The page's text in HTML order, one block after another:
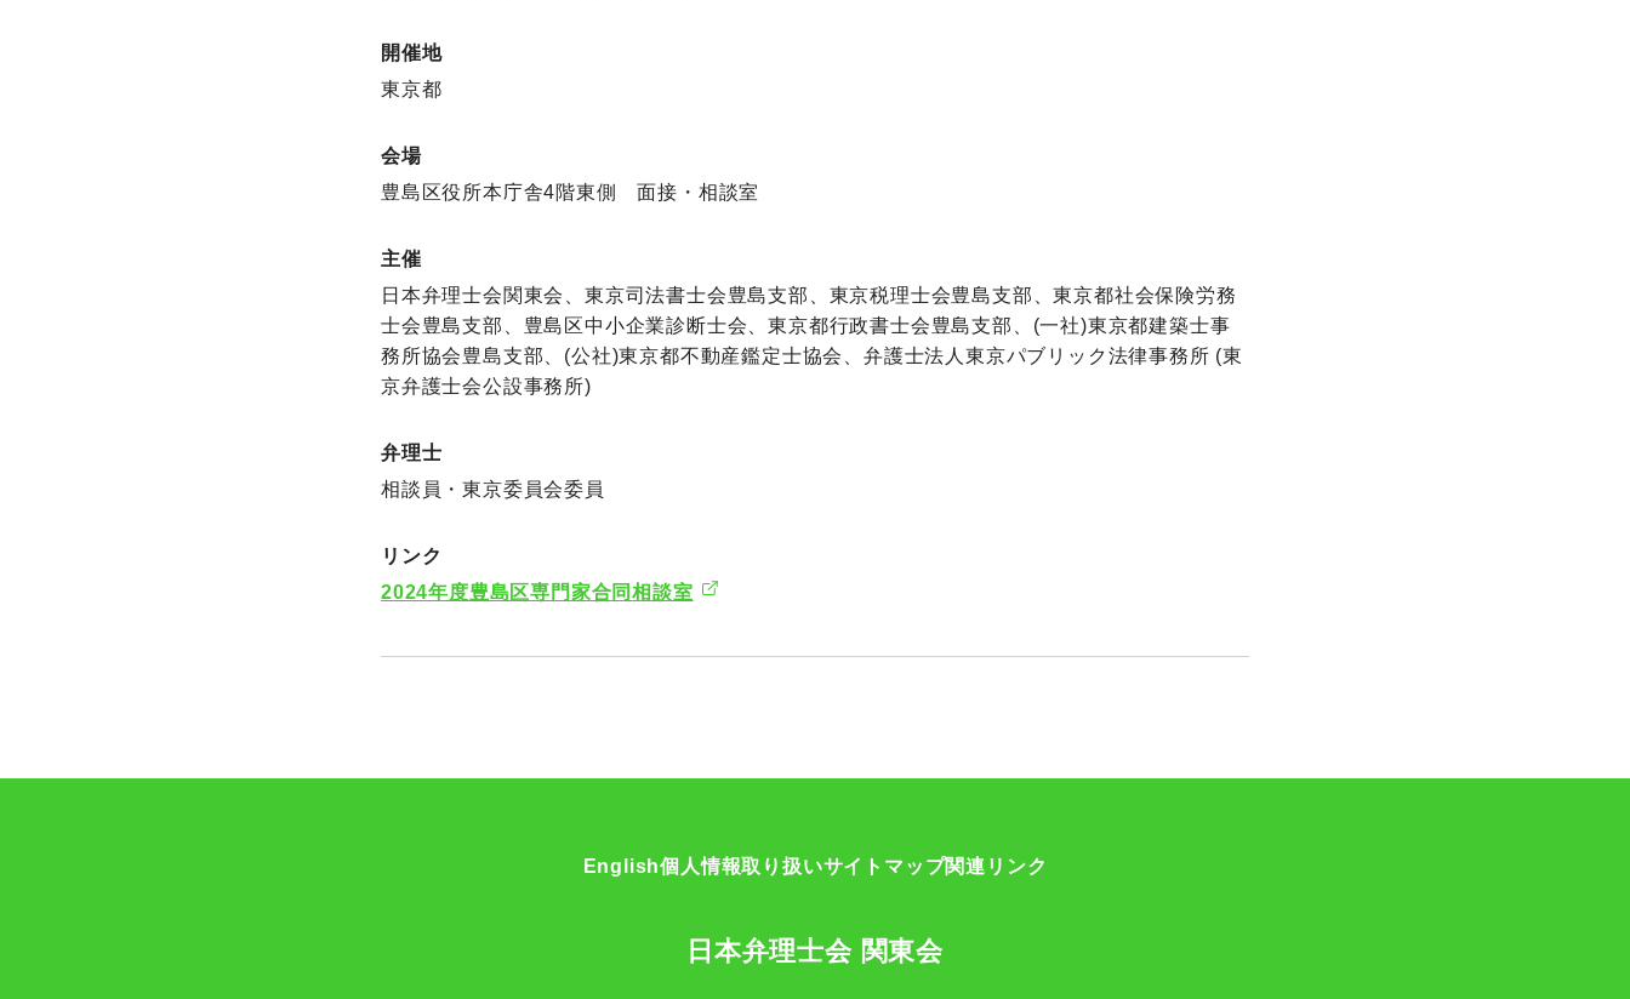
開催地
東京都
会場
豊島区役所本庁舎4階東側 面接・相談室
主催
日本弁理士会関東会、東京司法書士会豊島支部、東京税理士会豊島支部、東京都社会保険労務
士会豊島支部、豊島区中小企業診断士会、東京都行政書士会豊島支部、(一社)東京都建築士事
務所協会豊島支部、(公社)東京都不動産鑑定士協会、弁護士法人東京パブリック法律事務所 (東
京弁護士会公設事務所)
弁理士
相談員・東京委員会委員
リンク
2024年度豊島区専門家合同相談室
English個人情報取り扱いサイトマップ関連リンク
日本弁理士会 関東会